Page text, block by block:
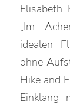
Elisabeth
„Im
idealen
ohne
Hike and
Einklang